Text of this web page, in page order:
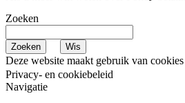
Zoeken
Deze website maakt gebruik van
Privacy- en cookiebeleid
Navigatie